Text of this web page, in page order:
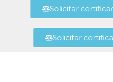
Solicitar
Solicitar